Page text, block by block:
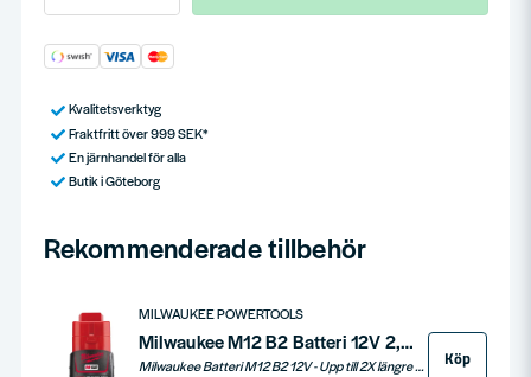
Kvalitetsverktyg
Fraktfritt över 999 SEK*
En järnhandel för alla
Butik i Göteborg
Rekommenderade tillbehör
MILWAUKEE POWERTOOLS
Milwaukee M12 B2 Batteri 12V 2,0ah
Milwaukee Batteri M12 B2 12V - Upp till 2X längre driftstid*, 20% mer kraft*, upp till 2X fler uppladdningar. Jämfört med andra Lithium-Ion teknologier och tidigare Milwaukee® batteriteknik. Resultatet kan variera beroende på spänning, verktyg och applikat Köp